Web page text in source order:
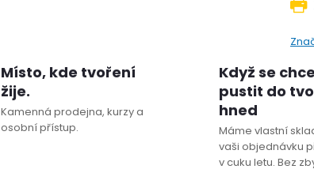
Místo, kde tvoření
žije.
Kamenná prodejna, kurzy a
osobní přístup.
Když se
pustit do
hned
Máme vlastní
vaši objednávku
v cuku letu. Bez